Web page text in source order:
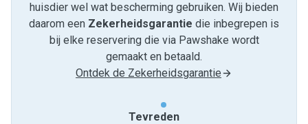
huisdier wel wat bescherming gebruiken. Wij bieden
daarom een Zekerheidsgarantie die inbegrepen is
bij elke reservering die via Pawshake wordt
gemaakt en betaald.
Ontdek de Zekerheidsgarantie
Tevreden